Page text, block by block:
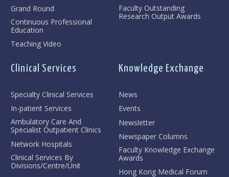
Grand Round
Continuous Professional
Education
Teaching Video
Faculty Outstanding
Research Output Awards
Clinical Services
Specialty Clinical Services
In-patient Services
Ambulatory Care And
Specialist Outpatient Clinics
Network Hospitals
Clinical Services By
Divisions/Centre/Unit
Knowledge Exchange
News
Events
Newsletter
Newspaper Columns
Faculty Knowledge Exchange
Awards
Hong Kong Medical Forum